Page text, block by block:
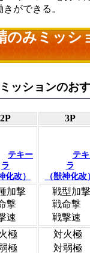
ができる。
のみミッシ
ッションのお
2P 3P
テキー
ラ
化改）
テ
ラ
（獣神化改）
加撃
撃
速
戦型加撃
戦命撃
戦撃速
極
極
対火極
対弱極